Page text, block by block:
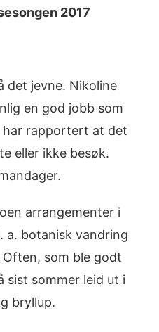
2017
det jevne. Nikoline
en god jobb som
har rapportert at det
eller ikke besøk.
arrangementer i
a. botanisk vandring
som ble godt
sist sommer leid ut i
bryllup.